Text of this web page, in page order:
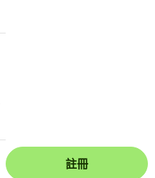
註冊